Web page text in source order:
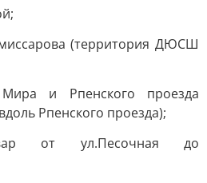
(территория ДЮСШ
и Рпенского проезда
Рпенского проезда);
от ул.Песочная до